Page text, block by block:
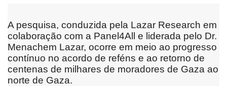
A pesquisa, conduzida pela Lazar Research em
colaboração com a Panel4All e liderada pelo Dr.
Menachem Lazar, ocorre em meio ao progresso
contínuo no acordo de reféns e ao retorno de
centenas de milhares de moradores de Gaza ao
norte de Gaza.